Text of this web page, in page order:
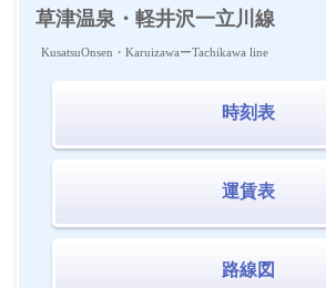
草津温泉・軽井沢一立川線
KusatsuOnsen・KaruizawaーTachikawa line
時刻表
運賃表
路線図